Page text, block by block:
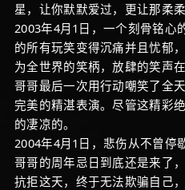
星，让你默默爱过，更让那柔
2003年4月1日，一个刻骨铭心
的所有玩笑变得沉痛并且忧郁
为全世界的笑柄，放肆的笑声
哥哥最后一次用行动嘲笑了全
完美的精湛表演。尽管这精彩
的凄凉的。
2004年4月1日，悲伤从不曾停
哥哥的周年忌日到底还是来了
抗拒这天，终于无法欺骗自己